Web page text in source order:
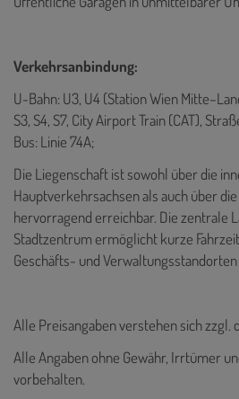
Verkehrsanbindung:
U-Bahn: U3, U4 (Station Wien
S3, S4, S7, City Airport Train (CAT),
Bus: Linie 74A;
Die Liegenschaft ist sowohl über die
Hauptverkehrsachsen als auch über
hervorragend erreichbar. Die zentrale
Stadtzentrum ermöglicht kurze
Geschäfts- und Verwaltungsstandorten
Alle Preisangaben verstehen sich zzgl.
Alle Angaben ohne Gewähr, Irrtümer
vorbehalten.